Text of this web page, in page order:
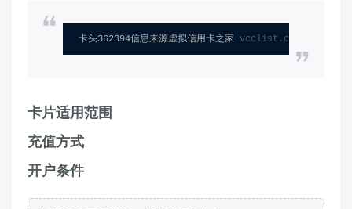
卡头362394信息来源虚拟信用卡之家 vcclist.com
卡片适用范围
充值方式
开户条件